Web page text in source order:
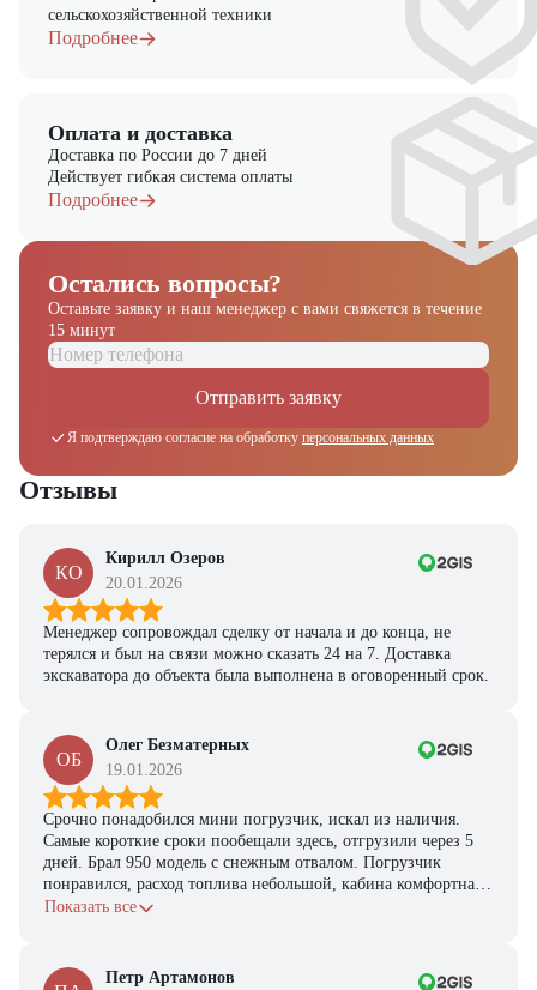
сельскохозяйственной техники
Подробнее
Оплата и доставка
Доставка по России до 7 дней
Действует гибкая система оплаты
Подробнее
Остались вопросы?
Оставьте заявку и наш менеджер с вами свяжется в течение
15 минут
Отправить заявку
Я подтверждаю согласие на обработку персональных данных
Отзывы
КО
Кирилл Озеров
20.01.2026
Менеджер сопровождал сделку от начала и до конца, не
терялся и был на связи можно сказать 24 на 7. Доставка
экскаватора до объекта была выполнена в оговоренный срок.
ОБ
Олег Безматерных
19.01.2026
Срочно понадобился мини погрузчик, искал из наличия.
Самые короткие сроки пообещали здесь, отгрузили через 5
дней. Брал 950 модель с снежным отвалом. Погрузчик
понравился, расход топлива небольшой, кабина комфортная,
с задачами справляется.
Показать все
Петр Артамонов